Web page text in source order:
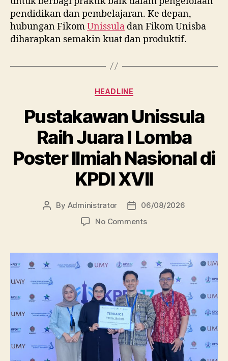
pendidikan dan pembelajaran. Ke depan,
hubungan FikomUnissula dan Fikom Unisba
diharapkan semakin kuat dan produktif.
Categories
HEADLINE
Pustakawan Unissula
Raih Juara I Lomba
Poster Ilmiah Nasional di
KPDI XVII
Post
By Administrator
Post
date
06/08/2026
No Commentson
Raih
Juara
Lomba
Poster
Ilmiah
Nasional
di
KPDI
XVII